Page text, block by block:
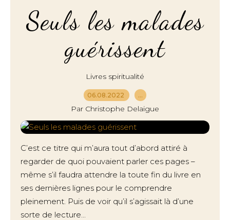
Seuls les malades
guérissent
Livres spiritualité
06.08.2022 …
Par Christophe Delaigue
C’est ce titre qui m’aura tout d’abord attiré à
regarder de quoi pouvaient parler ces pages –
même s’il faudra attendre la toute fin du livre en
ses dernières lignes pour le comprendre
pleinement. Puis de voir qu’il s’agissait là d’une
sorte de lecture...